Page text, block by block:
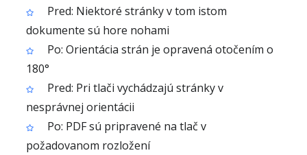
Pred: Niektoré stránky v tom istom
dokumente sú hore nohami
Po: Orientácia strán je opravená otočením o
180°
Pred: Pri tlači vychádzajú stránky v
nesprávnej orientácii
Po: PDF sú pripravené na tlač v
požadovanom rozložení